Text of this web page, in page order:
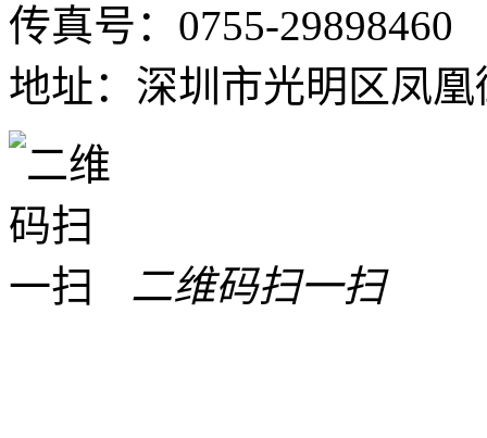
传真号：0755-29898460
地址：深圳市光明区凤
二维码扫一扫